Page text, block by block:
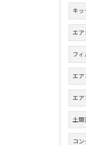
キッ
エア
フ
エア
エア
土間
コ